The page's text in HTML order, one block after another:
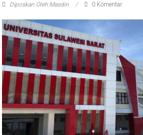
Diposkan Oleh:Masdin 0 Komentar